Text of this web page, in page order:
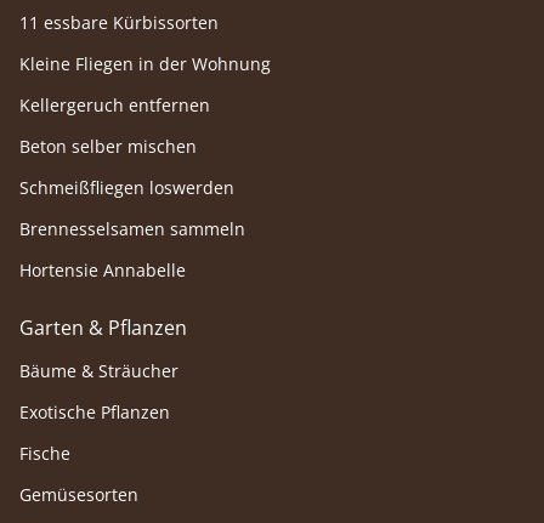
11 essbare Kürbissorten
Kleine Fliegen in der Wohnung
Kellergeruch entfernen
Beton selber mischen
Schmeißfliegen loswerden
Brennesselsamen sammeln
Hortensie Annabelle
Garten & Pflanzen
Bäume & Sträucher
Exotische Pflanzen
Fische
Gemüsesorten